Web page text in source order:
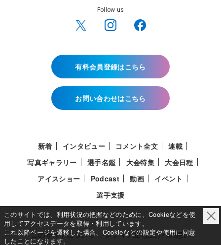
Follow us
有料会員登録はこちら
お問い合わせはこちら
新着 インタビュー コメント全文
連載
写真ギャラリー
選手名鑑 大会特集
大会日程
アイスショー
Podcast 動画
イベント
選手支援
このサイトについて メディア立ち上げへの想い
このサイトでは、利用状況の把握などのために、Cookieなどを使
用してアクセスデータを取得・利用しています。
これ以降ページを遷移した場合、Cookieなどの設定や使用に同意
したことになります。